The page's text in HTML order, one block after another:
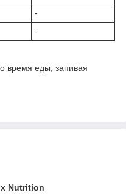
-
-
время еды, запивая
Nutrition